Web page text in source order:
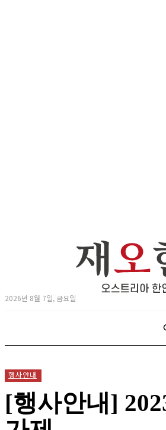
2026년 8월 7일, 금요일
행사안내
[행사안내]